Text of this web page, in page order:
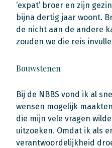
‘expat’ broer en zijn
bijna dertig jaar woont.
de nicht aan de andere
zouden we die reis
Bouwstenen
Bij de NBBS vond ik al
wensen mogelijk
die mijn vele vragen
uitzoeken. Omdat ik als
verantwoordelijkheid